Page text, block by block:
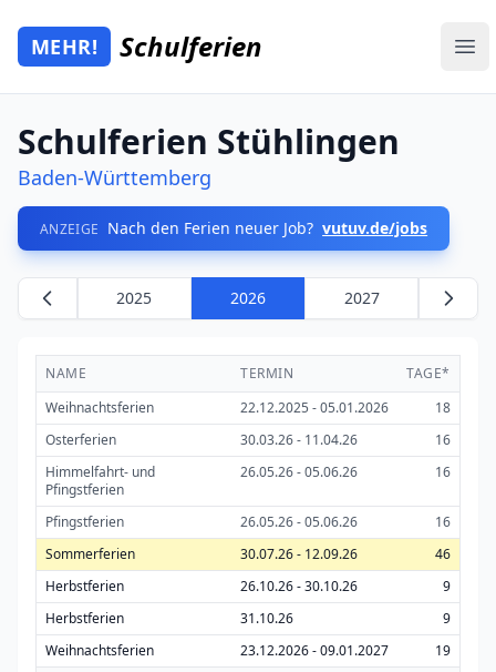
Zum Hauptinhalt springen
Mehr Schulferien
MEHR! Schulferien
Schulferien Stühlingen
Baden-Württemberg
ANZEIGE Nach den Ferien neuer Job? vutuv.de/jobs
2025 2026 2027
NAME TERMIN
TAGE*
Weihnachtsferien
22.12.2025 - 05.01.2026
18
Osterferien
30.03.26 - 11.04.26
16
Himmelfahrt- und
Pfingstferien
26.05.26 - 05.06.26 16
Pfingstferien 26.05.26 - 05.06.26
16
Sommerferien
30.07.26 - 12.09.26
46
Herbstferien
26.10.26 - 30.10.26
9
Herbstferien
31.10.26
9
Weihnachtsferien
23.12.2026 - 09.01.2027
19